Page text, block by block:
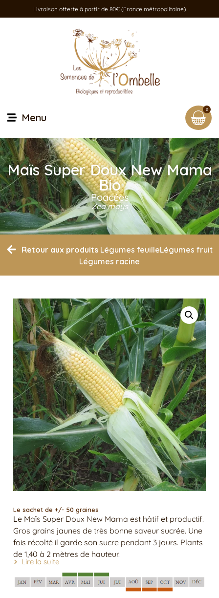
Livraison offerte à partir de 80€ (France métropolitaine)
Menu
0
Maïs Super Doux New Mama
Bio
Poacées
Zea mays
Retour aux produits Légumes feuilleLégumes fruit
Légumes racine
Le sachet de +/- 50 graines
Le Maïs Super Doux New Mama est hâtif et productif.
Gros grains jaunes de très bonne saveur sucrée. Une
fois récolté il garde son sucre pendant 3 jours. Plants
de 1,40 à 2 mètres de hauteur.
Lire la suite